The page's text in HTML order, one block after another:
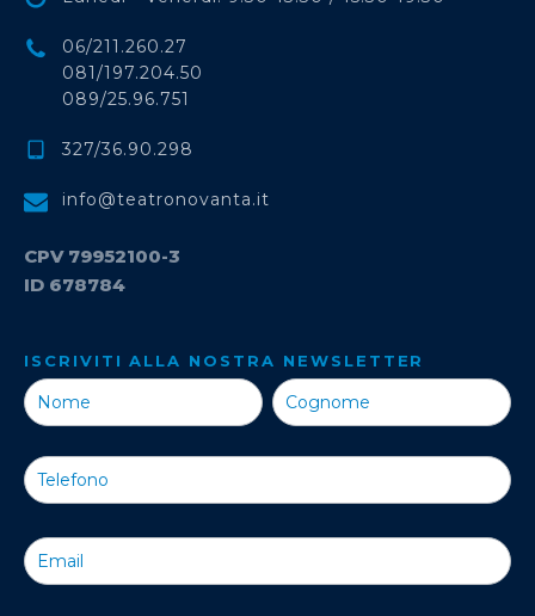
06/211.260.27
081/197.204.50
089/25.96.751
327/36.90.298
info@teatronovanta.it
CPV 79952100-3
ID 678784
ISCRIVITI ALLA NOSTRA NEWSLETTER
Iscriviti alla